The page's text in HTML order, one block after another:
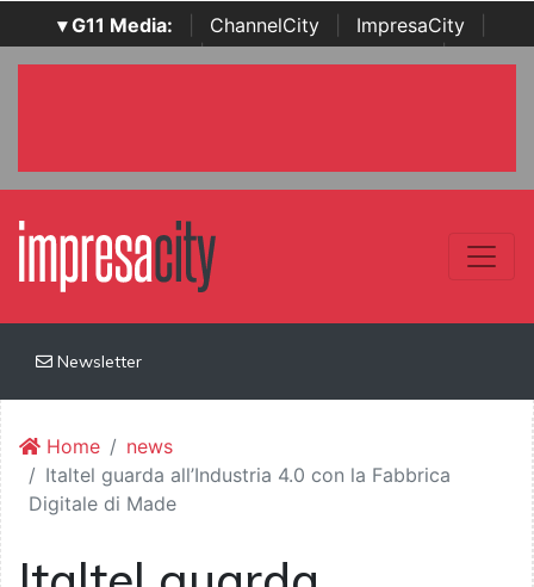
▾ G11 Media: ChannelCity ImpresaCity
SecurityOpenLab | Italian Channel Awards | Italian
Newsletter
Home
news
Italtel guarda all’Industria 4.0 con la Fabbrica
Digitale di Made